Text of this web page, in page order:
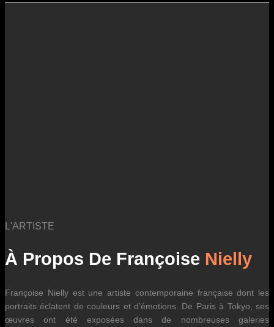
L'ARTISTE
À Propos De Françoise Nielly
Françoise Nielly est une artiste contemporaine française dont les
portraits éclatent de couleurs et d’émotions. De Paris à Tokyo, ses
œuvres ont été exposées dans de nombreuses galeries